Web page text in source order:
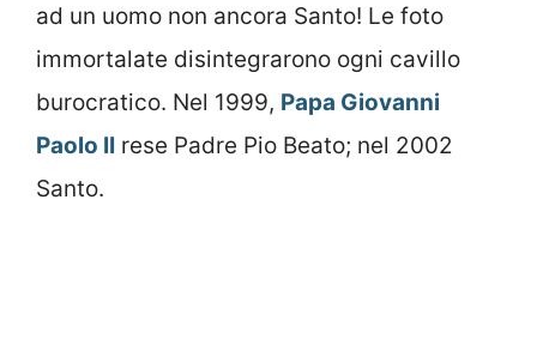
ad un uomo non ancora Santo! Le foto
immortalate disintegrarono ogni cavillo
burocratico. Nel 1999, Papa Giovanni
Paolo II rese Padre Pio Beato; nel 2002
Santo.